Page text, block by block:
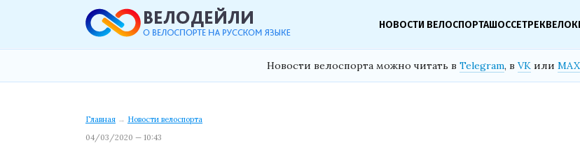
НОВОСТИ ВЕЛОСПОРТАШОССЕТРЕК
Новости велоспорта можно читать в Telegram, в VK или MAX
Главная → Новости велоспорта
04/03/2020 — 10:43